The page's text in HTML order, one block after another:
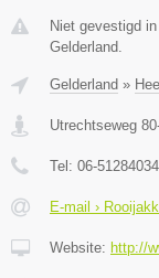
Niet gevestigd
Gelderland.
Gelderland »
Utrechtseweg
Tel: 06-51284034
E-mail ›
Website: http://